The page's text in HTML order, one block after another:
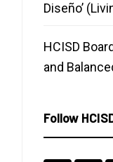
Diseño’
HCISD
and
Follow